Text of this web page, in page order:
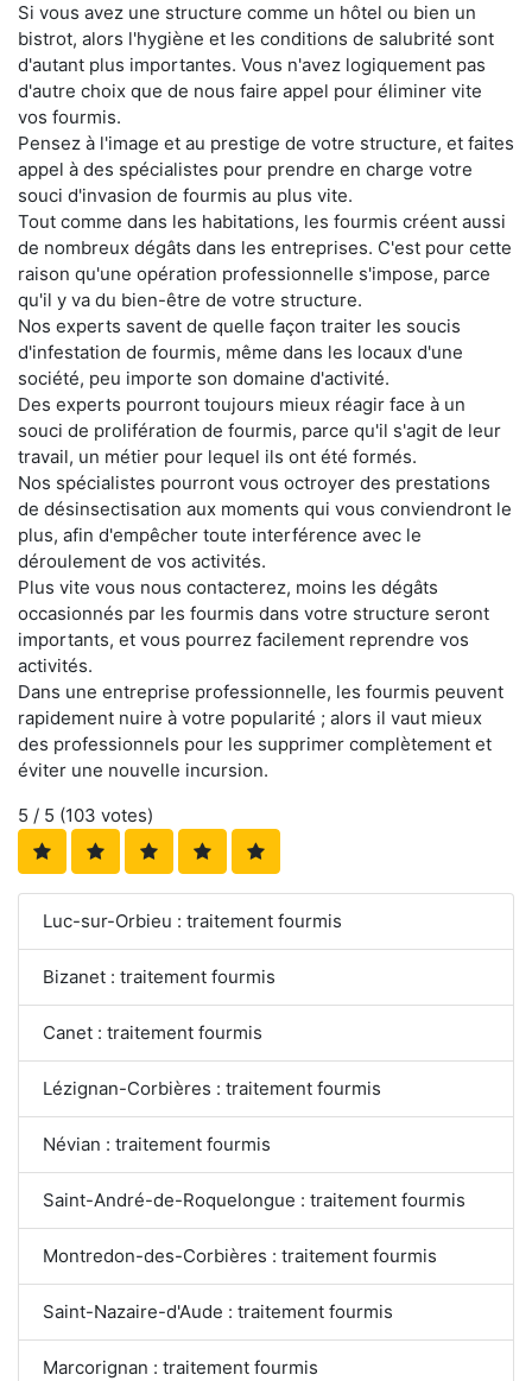
Si vous avez une structure comme un hôtel ou bien un
bistrot, alors l'hygiène et les conditions de salubrité sont
d'autant plus importantes. Vous n'avez logiquement pas
d'autre choix que de nous faire appel pour éliminer vite
vos fourmis.
Pensez à l'image et au prestige de votre structure, et faites
appel à des spécialistes pour prendre en charge votre
souci d'invasion de fourmis au plus vite.
Tout comme dans les habitations, les fourmis créent aussi
de nombreux dégâts dans les entreprises. C'est pour cette
raison qu'une opération professionnelle s'impose, parce
qu'il y va du bien-être de votre structure.
Nos experts savent de quelle façon traiter les soucis
d'infestation de fourmis, même dans les locaux d'une
société, peu importe son domaine d'activité.
Des experts pourront toujours mieux réagir face à un
souci de prolifération de fourmis, parce qu'il s'agit de leur
travail, un métier pour lequel ils ont été formés.
Nos spécialistes pourront vous octroyer des prestations
de désinsectisation aux moments qui vous conviendront le
plus, afin d'empêcher toute interférence avec le
déroulement de vos activités.
Plus vite vous nous contacterez, moins les dégâts
occasionnés par les fourmis dans votre structure seront
importants, et vous pourrez facilement reprendre vos
activités.
Dans une entreprise professionnelle, les fourmis peuvent
rapidement nuire à votre popularité ; alors il vaut mieux
des professionnels pour les supprimer complètement et
éviter une nouvelle incursion.
5 / 5 (103 votes)
Luc-sur-Orbieu : traitement fourmis
Bizanet : traitement fourmis
Canet : traitement fourmis
Lézignan-Corbières : traitement fourmis
Névian : traitement fourmis
Saint-André-de-Roquelongue : traitement fourmis
Montredon-des-Corbières : traitement fourmis
Saint-Nazaire-d'Aude : traitement fourmis
Marcorignan : traitement fourmis